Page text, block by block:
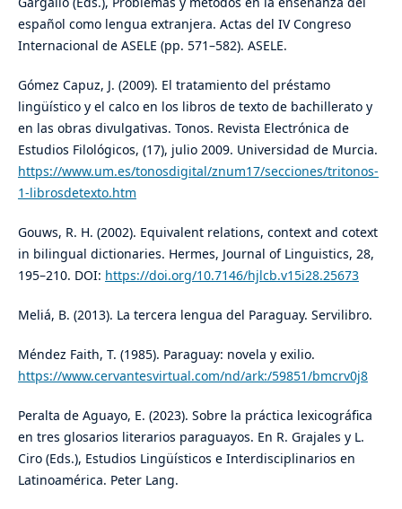
español como lengua extranjera. Actas del IV Congreso
Internacional de ASELE (pp. 571–582). ASELE.
Gómez Capuz, J. (2009). El tratamiento del préstamo
lingüístico y el calco en los libros de texto de bachillerato y
en las obras divulgativas. Tonos. Revista Electrónica de
Estudios Filológicos, (17), julio 2009. Universidad de Murcia.
https://www.um.es/tonosdigital/znum17/secciones/tritonos-
1-librosdetexto.htm
Gouws, R. H. (2002). Equivalent relations, context and cotext
in bilingual dictionaries. Hermes, Journal of Linguistics, 28,
195–210. DOI: https://doi.org/10.7146/hjlcb.v15i28.25673
Meliá, B. (2013). La tercera lengua del Paraguay. Servilibro.
Méndez Faith, T. (1985). Paraguay: novela y exilio.
https://www.cervantesvirtual.com/nd/ark:/59851/bmcrv0j8
Peralta de Aguayo, E. (2023). Sobre la práctica lexicográfica
en tres glosarios literarios paraguayos. En R. Grajales y L.
Ciro (Eds.), Estudios Lingüísticos e Interdisciplinarios en
Latinoamérica. Peter Lang.